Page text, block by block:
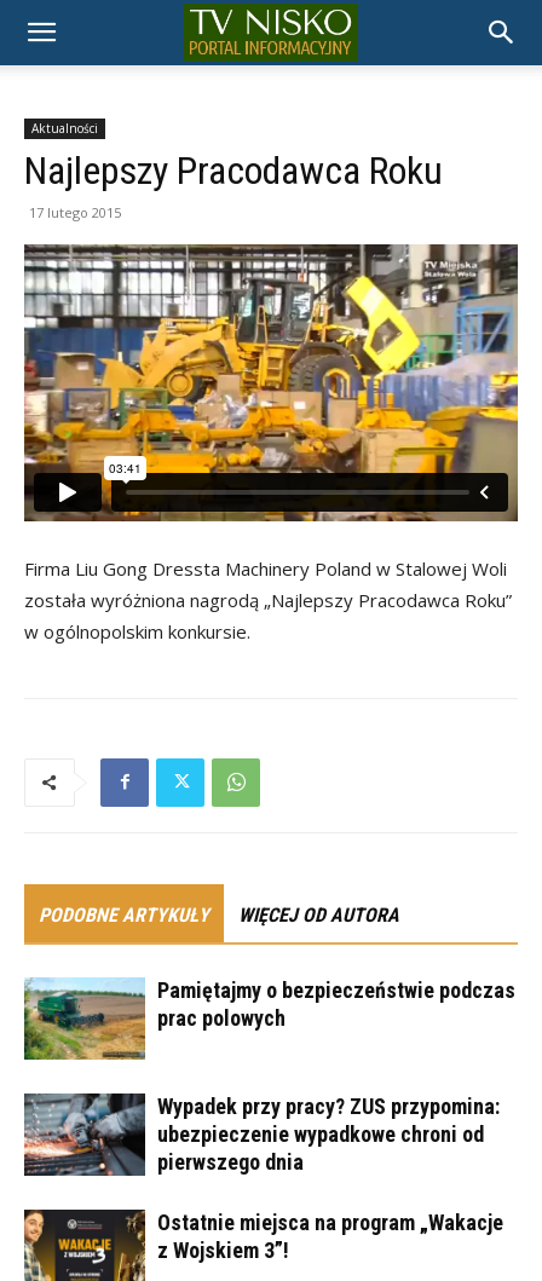
TELEWIZJA
NISKO
Aktualności
Najlepszy Pracodawca Roku
17 lutego 2015
Firma Liu Gong Dressta Machinery Poland w Stalowej Woli
została wyróżniona nagrodą „Najlepszy Pracodawca Roku”
w ogólnopolskim konkursie.
PODOBNE ARTYKUŁY WIĘCEJ OD AUTORA
Pamiętajmy o bezpieczeństwie podczas
prac polowych
Wypadek przy pracy? ZUS przypomina:
ubezpieczenie wypadkowe chroni od
pierwszego dnia
Ostatnie miejsca na program „Wakacje
z Wojskiem 3”!